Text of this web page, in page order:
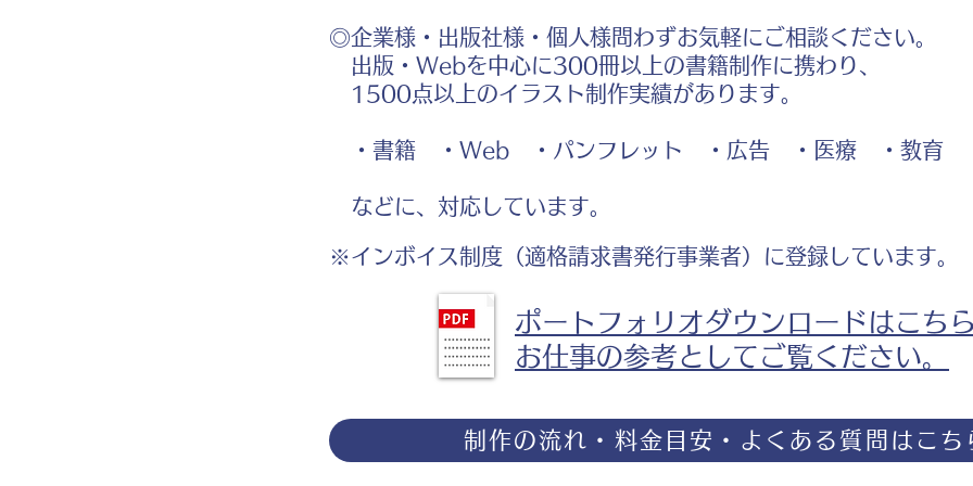
◎企業様・出版社様・個人様問わずお気軽にご相談ください。
出版・Webを中心に300冊以上の書籍制作に携わり、
1500点以上のイラスト制作実績があります。
・書籍 ・Web ・パンフレット ・広告 ・医療 ・教育
などに、対応しています。
※インボイス制度（適格請求書発行事業者）に登録しています。
ポートフォリオダウンロードはこち
お仕事の参考としてご覧ください。
制作の流れ・料金目安・よくある質問はこち